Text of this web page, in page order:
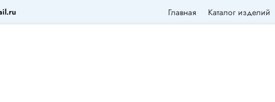
Главная Каталог изделий